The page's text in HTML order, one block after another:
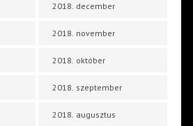
2018. december
2018. november
2018. október
2018. szeptember
2018. augusztus